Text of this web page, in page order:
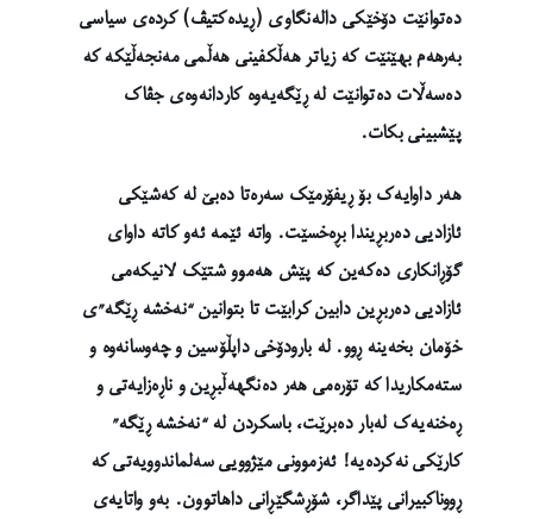
دەتوانێت دۆخێکی دالەنگاوی (ڕیدەکتیڤ) کردەی سیاسی
بەرهەم بهێنێت کە زیاتر هەڵکفینی هەڵمی مەنجەڵێکە کە
دەسەڵات دەتوانێت لە ڕێگەیەوە کاردانەوەی جڤاک
پێشبینی بکات.
هەر داوایەک بۆ ڕیفۆرمێک سەرەتا دەبێ لە کەشێکی
ئازادیی دەربڕیندا بڕەخسێت. واتە ئێمە ئەو کاتە داوای
گۆڕانکاری دەکەین کە پێش هەموو شتێک لانیکەمی
ئازادیی دەربڕین دابین کرابێت تا بتوانین “نەخشە ڕێگە”ی
خۆمان بخەینە ڕوو. لە بارودۆخی داپڵۆسین و چەوسانەوە و
ستەمکاریدا کە تۆرەمی هەر دەنگهەڵبڕین و ناڕەزایەتی و
ڕەخنەیەک لەبار دەبرێت، باسکردن لە “نەخشە ڕێگە”
کارێکی نەکردەیە! ئەزموونی مێژوویی سەلماندوویەتی کە
ڕووناکبیرانی پێداگر، شۆڕشگێڕانی داهاتوون. بەو واتایەی